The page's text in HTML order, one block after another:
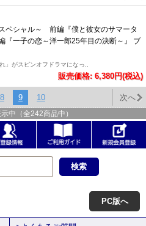
ペシャル～ 前編『僕と彼女のサマータ
『一子の恋～洋一郎25年目の決断～』 ブ
」がスピンオフドラマになっ..
販売価格: 6,380円(税込)
8 9 10 次へ
中（全242商品中）
PC版へ